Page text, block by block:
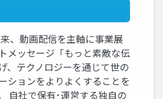
、動画配信を主軸に事業展
メッセージ「もっと素敵な伝
、テクノロジーを通じて世の
ションをよりよくすることを
自社で保有･運営する独自の